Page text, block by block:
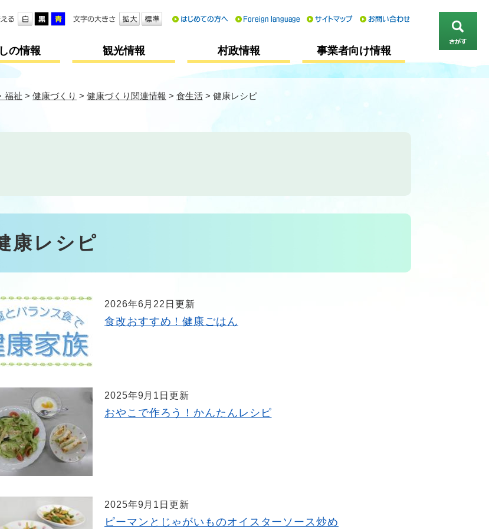
の情報 観光情報 村政情報 事業者向け情報
が
す
福祉 > 健康づくり > 健康づくり関連情報 > 食生活 > 健康レシピ
康レシピ
2026年6月22日更新
食改おすすめ！健康ごはん
2025年9月1日更新
おやこで作ろう！かんたんレシピ
2025年9月1日更新
ピーマンとじゃがいものオイスターソース炒め